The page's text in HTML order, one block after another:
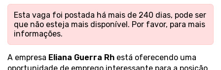
Esta vaga foi postada há mais de 240 dias, pode ser
que não esteja mais disponível. Por favor, para mais
informações.
A empresa Eliana Guerra Rh está oferecendo uma